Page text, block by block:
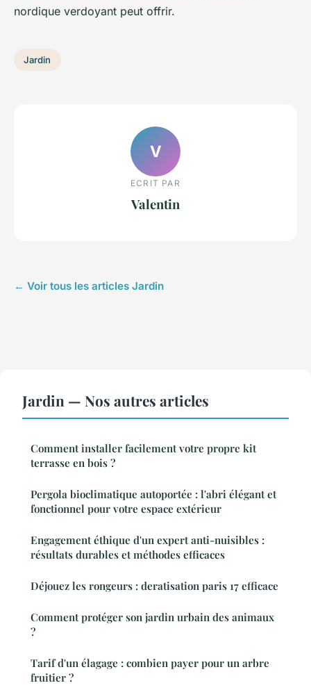
nordique verdoyant peut offrir.
Jardin
V
ECRIT PAR
Valentin
← Voir tous les articles Jardin
Jardin — Nos autres articles
Comment installer facilement votre propre kit
terrasse en bois ?
Pergola bioclimatique autoportée : l'abri élégant et
fonctionnel pour votre espace extérieur
Engagement éthique d'un expert anti-nuisibles :
résultats durables et méthodes efficaces
Déjouez les rongeurs : deratisation paris 17 efficace
Comment protéger son jardin urbain des animaux
?
Tarif d'un élagage : combien payer pour un arbre
fruitier ?